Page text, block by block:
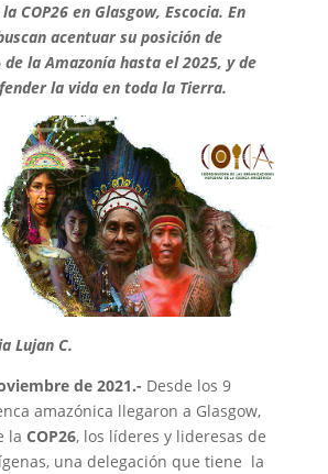
COP26 en Glasgow, Escocia. En
acentuar su posición de
la Amazonía hasta el 2025, y de
la vida en toda la Tierra.
Lujan C.
de 2021.- Desde los 9
amazónica llegaron a Glasgow,
la COP26, los líderes y lideresas de
una delegación que tiene la